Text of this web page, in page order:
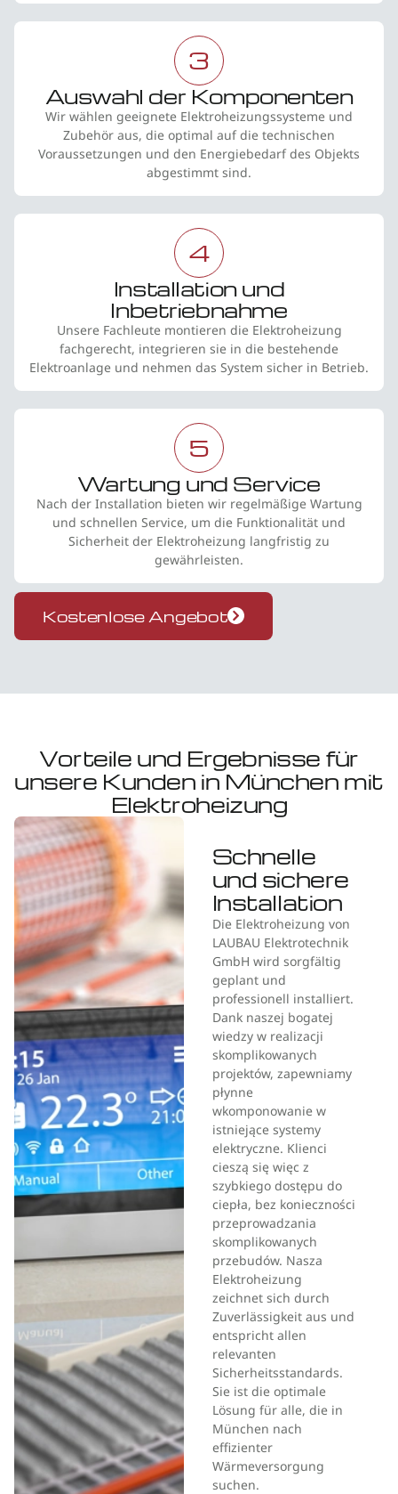
3
Auswahl der Komponenten
Wir wählen geeignete Elektroheizungssysteme und
Zubehör aus, die optimal auf die technischen
Voraussetzungen und den Energiebedarf des Objekts
abgestimmt sind.
4
Installation und
Inbetriebnahme
Unsere Fachleute montieren die Elektroheizung
fachgerecht, integrieren sie in die bestehende
Elektroanlage und nehmen das System sicher in Betrieb.
5
Wartung und Service
Nach der Installation bieten wir regelmäßige Wartung
und schnellen Service, um die Funktionalität und
Sicherheit der Elektroheizung langfristig zu
gewährleisten.
Kostenlose Angebot
Vorteile und Ergebnisse für
unsere Kunden in München mit
Elektroheizung
Schnelle
und sichere
Installation
Die Elektroheizung von
LAUBAU Elektrotechnik
GmbH wird sorgfältig
geplant und
professionell installiert.
Dank naszej bogatej
wiedzy w realizacji
skomplikowanych
projektów, zapewniamy
płynne
wkomponowanie w
istniejące systemy
elektryczne. Klienci
cieszą się więc z
szybkiego dostępu do
ciepła, bez konieczności
przeprowadzania
skomplikowanych
przebudów. Nasza
Elektroheizung
zeichnet sich durch
Zuverlässigkeit aus und
entspricht allen
relevanten
Sicherheitsstandards.
Sie ist die optimale
Lösung für alle, die in
München nach
effizienter
Wärmeversorgung
suchen.